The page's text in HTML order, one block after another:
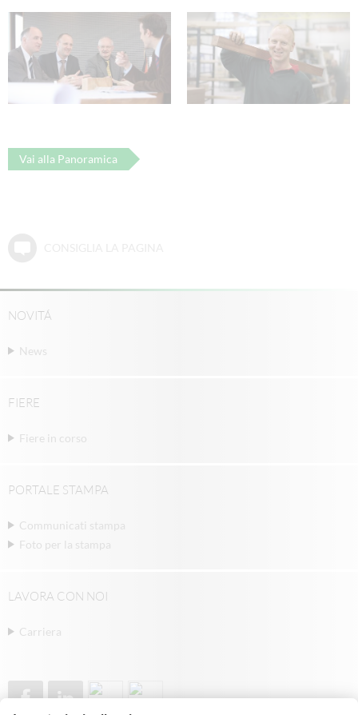
Vai alla Panoramica
NOVITÁ
News
FIERE
Fiere in corso
PORTALE STAMPA
Communicati stampa
Foto per la stampa
LAVORA CON NOI
Carriera